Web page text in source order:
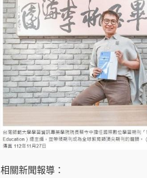
相關新聞報導：